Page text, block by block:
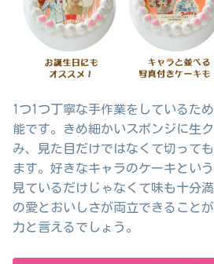
1つ1つ丁寧な手作業をしているた
能です。きめ細かいスポンジに生
み、見た目だけではなくて切って
ます。好きなキャラのケーキとい
見ているだけじゃなくて味も十分
の愛とおいしさが両立できること
力と言えるでしょう。